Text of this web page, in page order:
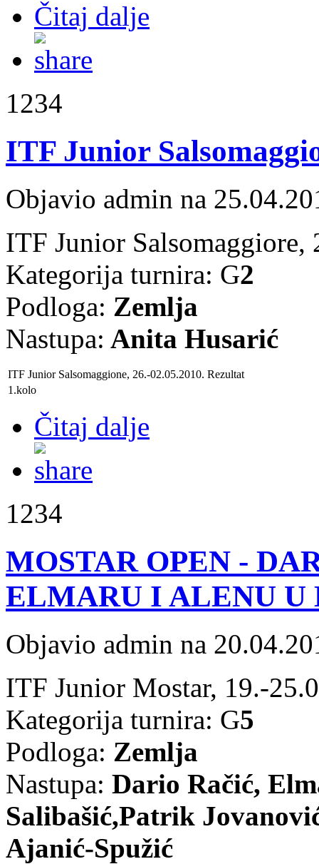
Čitaj dalje
1234
ITF Junior
Objavio admin na
ITF Junior Salsomaggiore,
Kategorija turnira: G2
Podloga: Zemlja
Nastupa: Anita Husarić
ITF Junior Salsomaggione, 26.-02.05.2010. Rezultat
1.kolo
Čitaj dalje
1234
MOSTAR OPEN -
ELMARU I ALENU U
Objavio admin na
ITF Junior Mostar, 19.-
Kategorija turnira: G5
Podloga: Zemlja
Nastupa: Dario Račić,
Salibašić,Patrik
Ajanić-Spužić